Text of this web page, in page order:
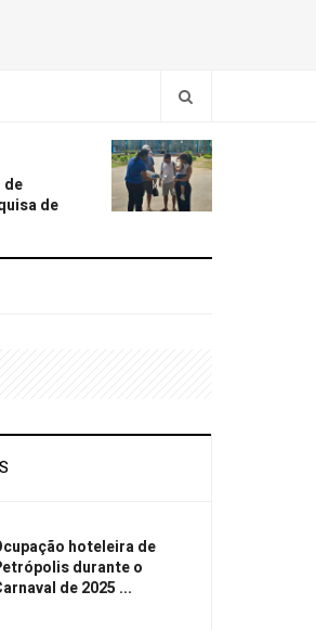
de
de
hoteleira de
durante o
de 2025 ...